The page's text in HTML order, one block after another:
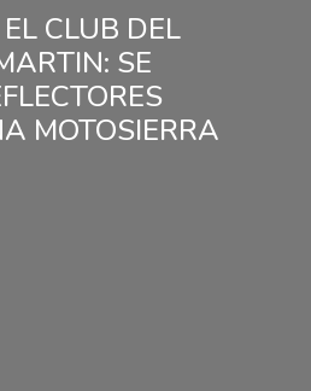
CLUB DEL
SE
MOTOSIERRA